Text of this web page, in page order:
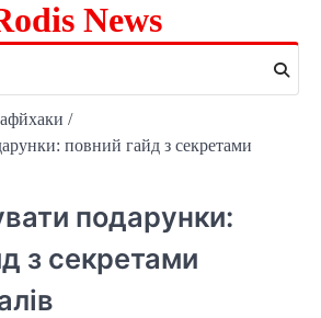
News
повний гайд з секретами
подарунки:
з секретами